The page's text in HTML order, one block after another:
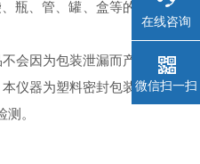
瓶、管、罐、盒等的
会因为包装泄漏而产
仪器为塑料密封包装
。
在线咨询
微信扫一扫